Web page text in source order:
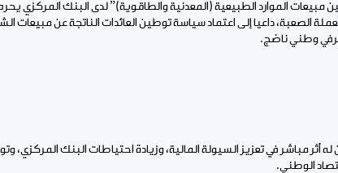
مبيعات الموارد الطبيعية (المعدنية والطاقوية)” لدى البنك المركزي
الصعبة، داعيا إلى اعتماد سياسة توطين العائدات الناتجة عن مبيعات
وطني ناضج.
أثر مباشر في تعزيز السيولة المالية، وزيادة احتياطات البنك المركزي،
الوطني.